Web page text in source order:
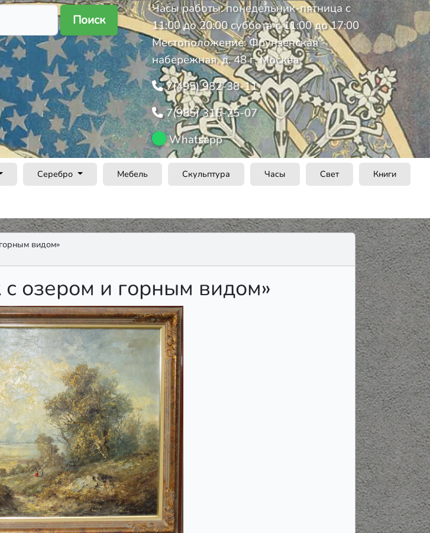
Поиск
Часы работы: понедельник-пятница с
11:00 до 20:00 суббота с 11:00 до 17:00
Местоположение: Фрунзенская
набережная, д. 48 г. Москва
7(495) 982-38-11
7(985) 316-25-07
Whatsapp
Серебро Мебель Скульптура Часы Свет Книги
видом»
озером и горным видом»